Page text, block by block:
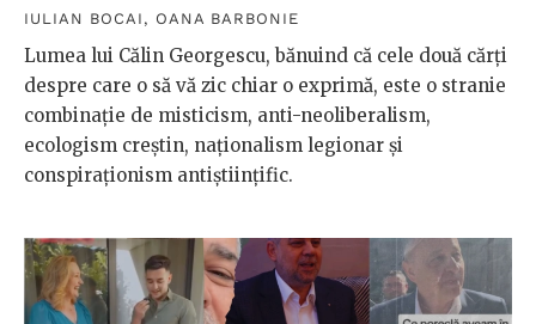
IULIAN BOCAI , OANA BARBONIE
Lumea lui Călin Georgescu, bănuind că cele două cărți
despre care o să vă zic chiar o exprimă, este o stranie
combinație de misticism, anti-neoliberalism,
ecologism creștin, naționalism legionar și
conspiraționism antiștiințific.